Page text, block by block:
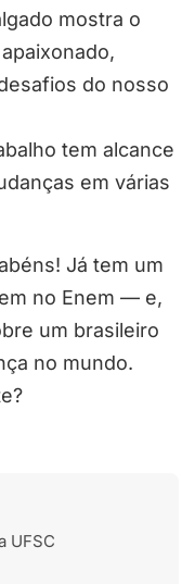
mostra o
do nosso
tem alcance
em várias
Já tem um
no Enem — e,
um brasileiro
no mundo.
UFSC